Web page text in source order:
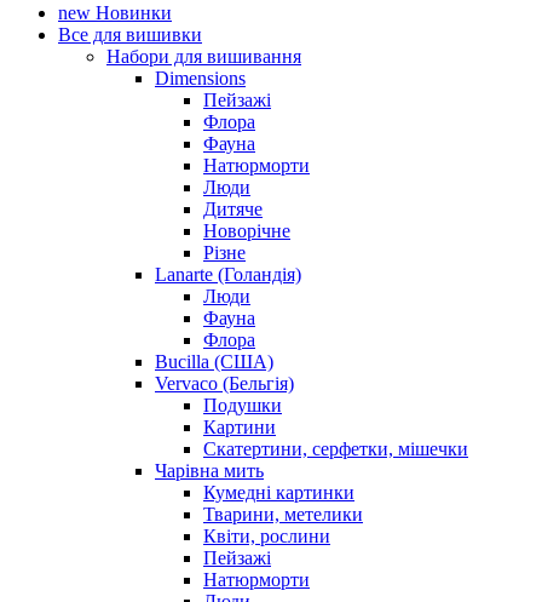
new Новинки
Все для вишивки
Набори для вишивання
Dimensions
Пейзажі
Флора
Фауна
Натюрморти
Люди
Дитяче
Новорічне
Різне
Lanarte (Голандія)
Люди
Фауна
Флора
Bucilla (США)
Vervaco (Бельгія)
Подушки
Картини
Скатертини, серфетки, мішечки
Чарiвна мить
Кумедні картинки
Тварини, метелики
Квіти, рослини
Пейзажі
Натюрморти